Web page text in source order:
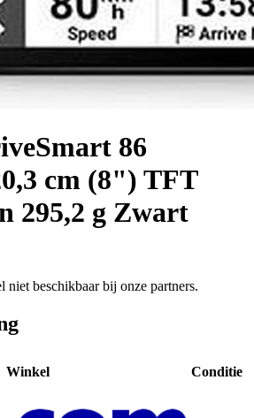
86
cm (8") TFT
295,2 g Zwart
niet beschikbaar bij onze partners.
Winkel Conditie